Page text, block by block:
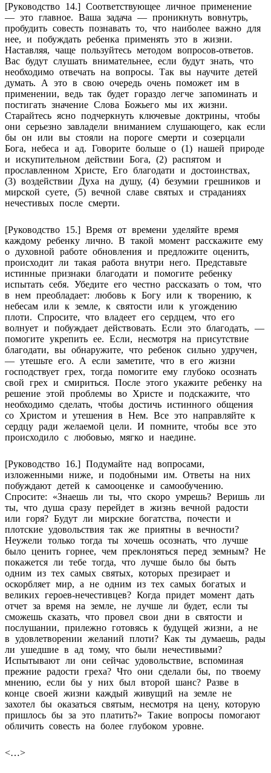
[Руководство 14.] Соответствующее личное применение
— это главное. Ваша задача — проникнуть вовнутрь,
пробудить совесть познавать то, что наиболее важно для
нее, и побуждать ребенка применять это в жизни.
Наставляя, чаще пользуйтесь методом вопросов-ответов.
Вас будут слушать внимательнее, если будут знать, что
необходимо отвечать на вопросы. Так вы научите детей
думать. А это в свою очередь очень поможет им в
применении, ведь так будет гораздо легче запоминать и
постигать значение Слова Божьего мы их жизни.
Старайтесь ясно подчеркнуть ключевые доктрины, чтобы
они серьезно завладели вниманием слушающего, как если
бы он или вы стояли на пороге смерти и созерцали
Бога, небеса и ад. Говорите больше о (1) нашей природе
и искупительном действии Бога, (2) распятом и
прославленном Христе, Его благодати и достоинствах,
(3) воздействии Духа на душу, (4) безумии грешников и
мирской суете, (5) вечной славе святых и страданиях
нечестивых после смерти.
[Руководство 15.] Время от времени уделяйте время
каждому ребенку лично. В такой момент расскажите ему
о духовной работе обновления и предложите оценить,
происходит ли такая работа внутри него. Представьте
истинные признаки благодати и помогите ребенку
испытать себя. Убедите его честно рассказать о том, что
в нем преобладает: любовь к Богу или к творению, к
небесам или к земле, к святости или к угождению
плоти. Спросите, что владеет его сердцем, что его
волнует и побуждает действовать. Если это благодать, —
помогите укрепить ее. Если, несмотря на присутствие
благодати, вы обнаружите, что ребенок сильно удручен,
— утешьте его. А если заметите, что в его жизни
господствует грех, тогда помогите ему глубоко осознать
свой грех и смириться. После этого укажите ребенку на
решение этой проблемы во Христе и подскажите, что
необходимо сделать, чтобы достичь истинного общения
со Христом и утешения в Нем. Все это направляйте к
сердцу ради желаемой цели. И помните, чтобы все это
происходило с любовью, мягко и наедине.
[Руководство 16.] Подумайте над вопросами,
изложенными ниже, и подобными им. Ответы на них
побуждают детей к самооценке и самообучению.
Спросите: «Знаешь ли ты, что скоро умрешь? Веришь ли
ты, что душа сразу перейдет в жизнь вечной радости
или горя? Будут ли мирские богатства, почести и
плотские удовольствия так же приятны в вечности?
Неужели только тогда ты хочешь осознать, что лучше
было ценить горнее, чем преклоняться перед земным? Не
покажется ли тебе тогда, что лучше было бы быть
одним из тех самых святых, которых презирает и
оскорбляет мир, а не одним из тех самых богатых и
великих героев-нечестивцев? Когда придет момент дать
отчет за время на земле, не лучше ли будет, если ты
сможешь сказать, что провел свои дни в святости и
послушании, прилежно готовясь к будущей жизни, а не
в удовлетворении желаний плоти? Как ты думаешь, рады
ли ушедшие в ад тому, что были нечестивыми?
Испытывают ли они сейчас удовольствие, вспоминая
прежние радости греха? Что они сделали бы, по твоему
мнению, если бы у них был второй шанс? Разве в
конце своей жизни каждый живущий на земле не
захотел бы оказаться святым, несмотря на цену, которую
пришлось бы за это платить?» Такие вопросы помогают
обличить совесть на более глубоком уровне.
<…>